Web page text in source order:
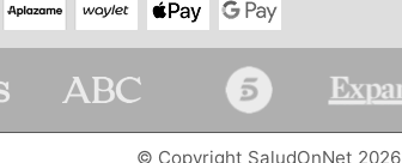
© Copyright SaludOnNet 2026